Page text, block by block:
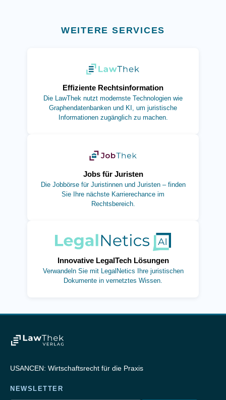
WEITERE SERVICES
Effiziente Rechtsinformation
Die LawThek nutzt modernste Technologien wie
Graphendatenbanken und KI, um juristische
Informationen zugänglich zu machen.
(öffnet in neuem Tab)
Jobs für Juristen
Die Jobbörse für Juristinnen und Juristen – finden
Sie Ihre nächste Karrierechance im
Rechtsbereich.
(öffnet in neuem Tab)
Innovative LegalTech Lösungen
Verwandeln Sie mit LegalNetics Ihre juristischen
Dokumente in vernetztes Wissen.
(öffnet in neuem Tab)
USANCEN: Wirtschaftsrecht für die Praxis
NEWSLETTER